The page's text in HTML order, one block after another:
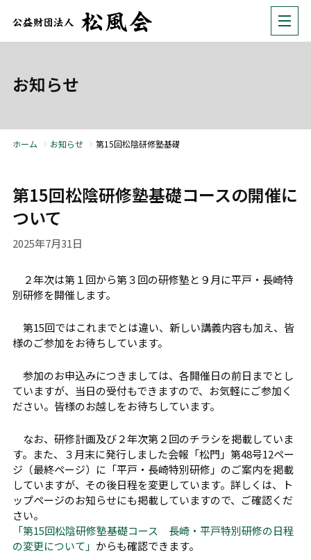
お知らせ
ホーム お知らせ 第15回松陰研修塾基礎コースの開催について
第15回松陰研修塾基礎コースの開催に
ついて
2025年7月31日
２年次は第１回から第３回の研修塾と９月に平戸・長崎特
別研修を開催します。
第15回ではこれまでとは違い、新しい講義内容も加え、皆
様のご参加をお待ちしています。
参加のお申込みにつきましては、各開催日の前日までとし
ていますが、当日の受付もできますので、お気軽にご参加く
ださい。皆様のお越しをお待ちしています。
なお、研修計画及び２年次第２回のチラシを掲載していま
す。また、３月末に発行しました会報「松門」第48号12ペー
ジ（最終ページ）に「平戸・長崎特別研修」のご案内を掲載
していますが、その後日程を変更しています。詳しくは、ト
ップページのお知らせにも掲載していますので、ご確認くだ
さい。
「第15回松陰研修塾基礎コース 長崎・平戸特別研修の日程
の変更について」 からも確認できます。